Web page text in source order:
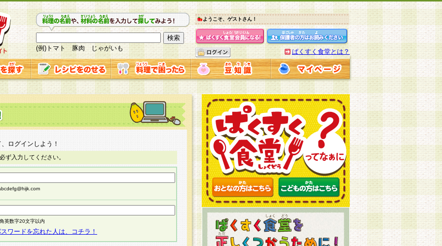
(例)トマト 豚肉 じゃがいも
ようこそ、ゲストさん！
ぱくすく食堂とは？
ログインしよう！
ず入力してください。
英数字20文字以内
ワードを忘れた人は、コチラ！